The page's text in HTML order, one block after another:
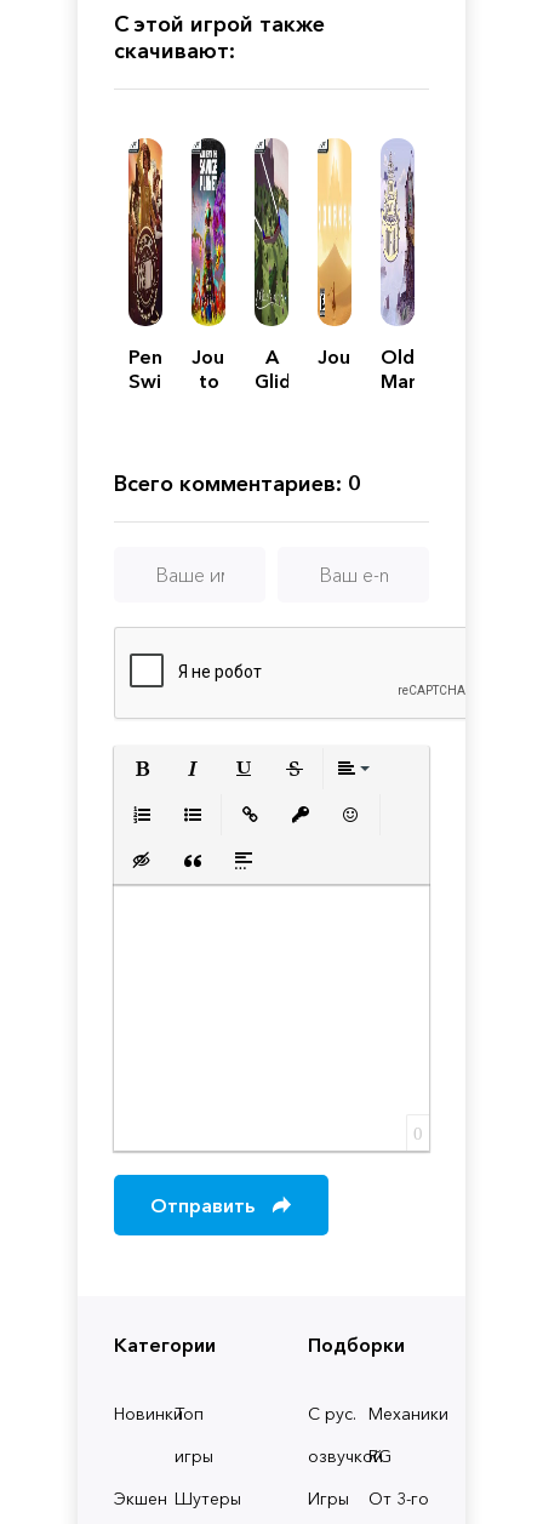
Категории
НовинкиТоп
игры
Экшен Шутеры
Подборки
С рус.
озвучкой
Механики
RG
Игры
От 3-го
С этой игрой также
скачивают:
Pendula
Swing
Journey
Journey
to
A
Glider's
JourneyOld
Man's
Всего комментариев: 0
Вставка скрытого текста
Вставка цитаты
Вставка спойлера
0
Отправить